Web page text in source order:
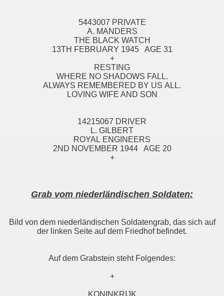
5443007 PRIVATE
A. MANDERS
THE BLACK WATCH
13TH FEBRUARY 1945 AGE 31
+
RESTING
WHERE NO SHADOWS FALL.
ALWAYS REMEMBERED BY US ALL.
LOVING WIFE AND SON
14215067 DRIVER
L. GILBERT
ROYAL ENGINEERS
2ND NOVEMBER 1944 AGE 20
+
Grab vom niederländischen Soldaten:
Bild von dem niederländischen Soldatengrab, das sich auf
der linken Seite auf dem Friedhof befindet.
Auf dem Grabstein steht Folgendes:
+
KONINKRIJK